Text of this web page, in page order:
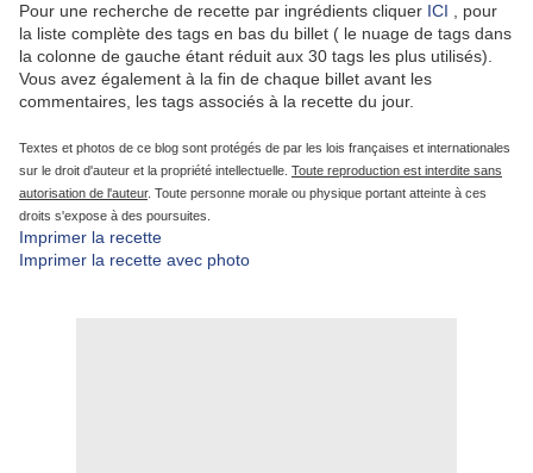
Pour une recherche de recette par ingrédients cliquer ICI , pour
la liste complète des tags en bas du billet ( le nuage de tags dans
la colonne de gauche étant réduit aux 30 tags les plus utilisés).
Vous avez également à la fin de chaque billet avant les
commentaires, les tags associés à la recette du jour.
Textes et photos de ce blog sont protégés de par les lois françaises et internationales
sur le droit d'auteur et la propriété intellectuelle. Toute reproduction est interdite sans
autorisation de l'auteur. Toute personne morale ou physique portant atteinte à ces
droits s'expose à des poursuites.
Imprimer la recette
Imprimer la recette avec photo